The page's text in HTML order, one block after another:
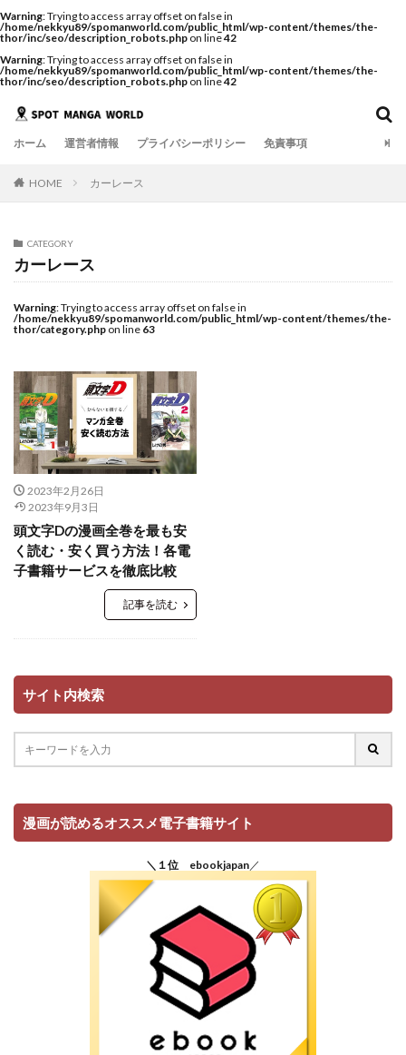
Warning: Trying to access array offset on false in
/home/nekkyu89/spomanworld.com/public_html/wp-content/themes/the-
thor/inc/seo/description_robots.php on line42
Warning: Trying to access array offset on false in
/home/nekkyu89/spomanworld.com/public_html/wp-content/themes/the-
thor/inc/seo/description_robots.php on line42
ホーム 運営者情報 プライバシーポリシー 免責事項
HOME カーレース
CATEGORY
カーレース
Warning: Trying to access array offset on false in
/home/nekkyu89/spomanworld.com/public_html/wp-content/themes/the-
thor/category.php on line 63
2023年2月26日
2023年9月3日
頭文字Dの漫画全巻を最も安
く読む・安く買う方法！各電
子書籍サービスを徹底比較
記事を読む
サイト内検索
漫画が読めるオススメ電子書籍サイト
＼１位 ebookjapan／